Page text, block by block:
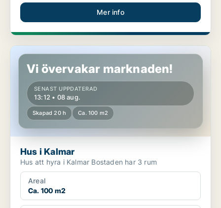
Mer info
Hus i Kalmar
Vi övervakar marknaden!
SENAST UPPDATERAD
13:12 • 08 aug.
Skapad 20 h Ca. 100 m2
Hus i Kalmar
Hus att hyra i Kalmar Bostaden har 3 rum
Areal
Ca. 100 m2